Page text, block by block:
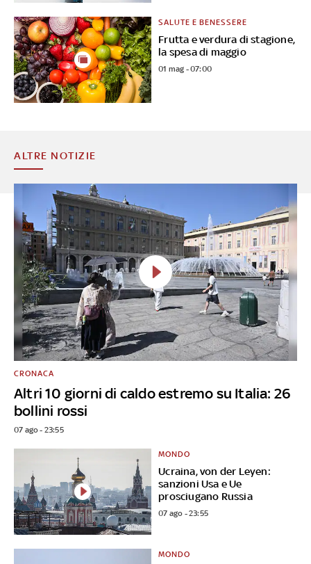
Frutta e verdura di stagione,
la spesa di maggio
SALUTE E BENESSERE
01 mag - 07:00
ALTRE NOTIZIE
Altri 10 giorni di caldo estremo su Italia: 26
bollini rossi
CRONACA
07 ago - 23:55
Ucraina, von der Leyen:
sanzioni Usa e Ue
prosciugano Russia
MONDO
07 ago - 23:55
MONDO